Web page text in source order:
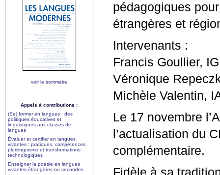
pédagogiques
étrangères et
Intervenants :
Francis Goullier,
Véronique
Michèle Valentin,
Le 17 novembre l’
l’actualisation du
complémentaire.
Fidèle à sa
voir le sommaire
Appels à contributions :
(Se) former en langues : des
politiques éducatives et
linguistiques aux classes de
langues
Évaluer et certifier en langues
vivantes : pratiques, compétences,
plurilinguisme et transformations
technologiques
Enseigner la poésie en langues
vivantes étrangères ou secondes